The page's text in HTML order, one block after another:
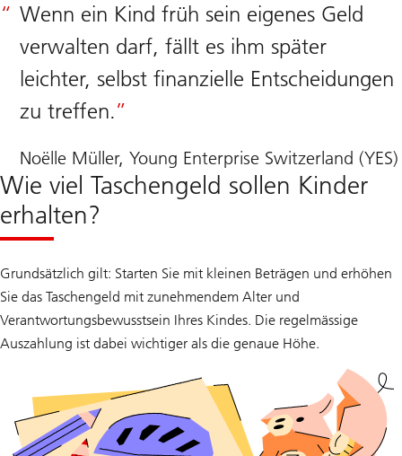
Wenn ein Kind früh sein eigenes Geld
verwalten darf, fällt es ihm später
leichter, selbst finanzielle Entscheidungen
zu treffen.
Noëlle Müller, Young Enterprise Switzerland (YES)
Wie viel Taschengeld sollen Kinder
erhalten?
Grundsätzlich gilt: Starten Sie mit kleinen Beträgen und erhöhen
Sie das Taschengeld mit zunehmendem Alter und
Verantwortungsbewusstsein Ihres Kindes. Die regelmässige
Auszahlung ist dabei wichtiger als die genaue Höhe.